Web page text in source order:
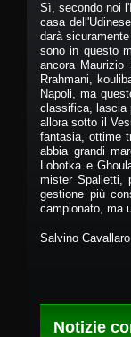
Sì, secondo noi
casa
darà
sono in questo
ancora
Rrahmani,
Napoli, ma
classifica, lascia
allora sotto il
fantasia, ottime
abbia grandi
Lobotka e
mister Spalletti,
gestione più
campionato, ma
Salvino Cavallaro
Notizie